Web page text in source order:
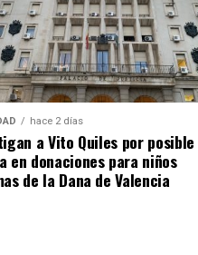
hace 2 días
a Vito Quiles por posible
en donaciones para niños
de la Dana de Valencia